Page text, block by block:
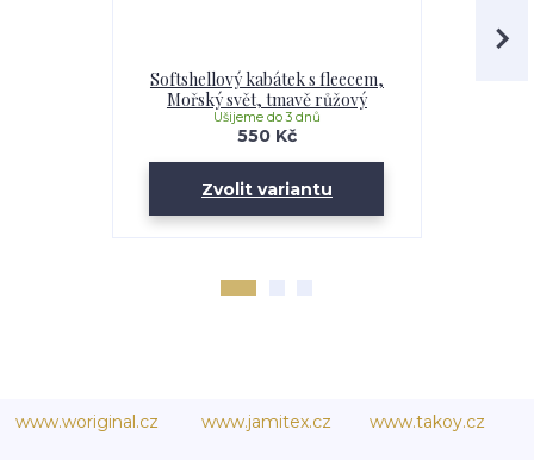
Softshellový kabátek s fleecem,
Mořský svět, tmavě růžový
550 Kč
Ušijeme do 3 dnů
Zvolit variantu
www.woriginal.cz www.jamitex.cz www.takoy.cz